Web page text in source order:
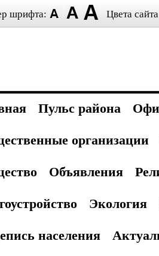
шрифта: Цвета сайта
Пульс района
организации
Объявления
Экология
населения